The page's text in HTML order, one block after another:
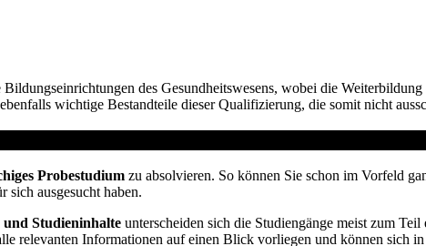
des Gesundheitswesens, wobei die
wichtige Bestandteile dieser Qualifizierung, die somit nicht
Probestudium zu absolvieren. So können Sie schon im Vorfeld
sich ausgesucht haben.
und Studieninhalte unterscheiden sich die Studiengänge meist zum
relevanten Informationen auf einen Blick vorliegen und können sich